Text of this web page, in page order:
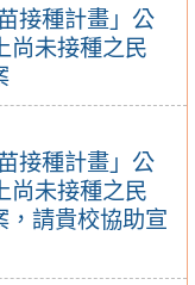
接種計畫」公
尚未接種之民
接種計畫」公
尚未接種之民
請貴校協助宣